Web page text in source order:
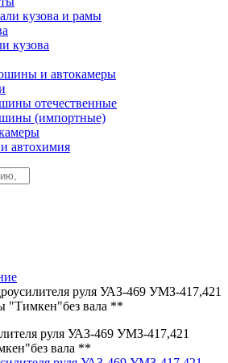
кузова и рамы
кузова
и автокамеры
отечественные
(импортные)
автохимия
руля УАЗ-469 УМЗ-417,421
"Тимкен"без вала **
руля УАЗ-469 УМЗ-417,421
вала **